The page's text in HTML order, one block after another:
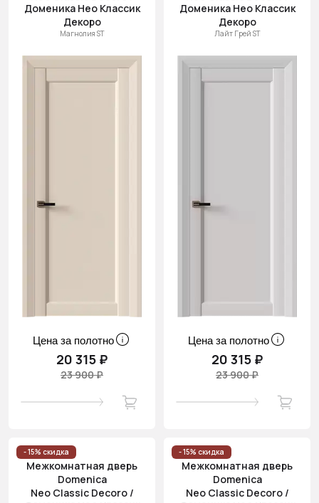
Доменика Нео Классик
Декоро
Магнолия ST
Цена за полотно
20 315 ₽
23 900 ₽
Доменика Нео Классик
Декоро
Лайт Грей ST
Цена за полотно
20 315 ₽
23 900 ₽
- 15% скидка
Межкомнатная дверь
Domenica
Neo Classic Decoro /
- 15% скидка
Межкомнатная дверь
Domenica
Neo Classic Decoro /